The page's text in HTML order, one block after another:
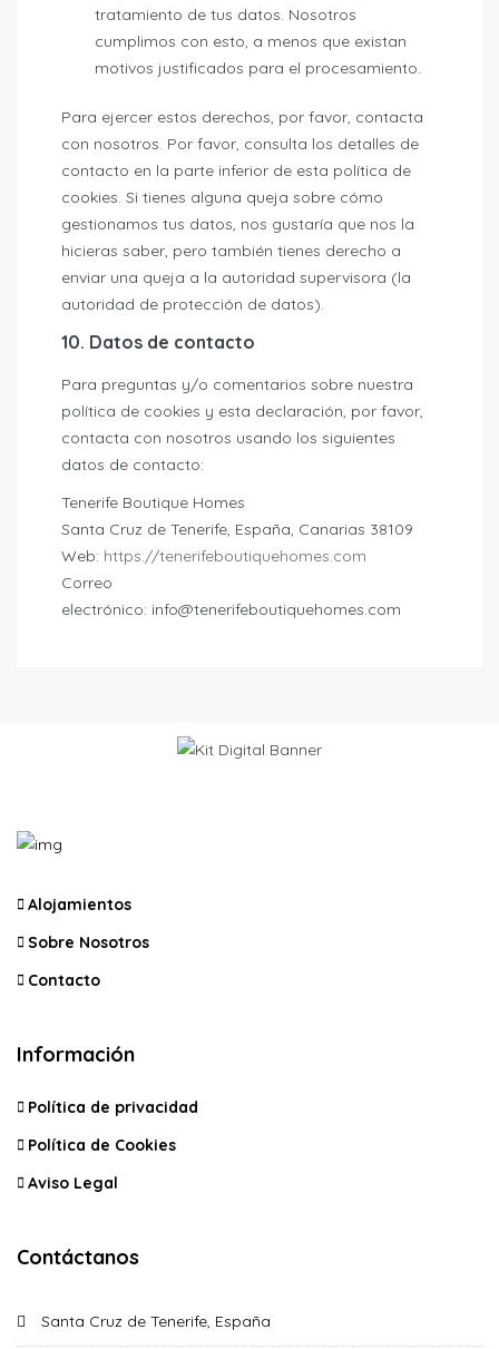
tratamiento de tus datos. Nosotros
cumplimos con esto, a menos que existan
motivos justificados para el procesamiento.
Para ejercer estos derechos, por favor, contacta
con nosotros. Por favor, consulta los detalles de
contacto en la parte inferior de esta política de
cookies. Si tienes alguna queja sobre cómo
gestionamos tus datos, nos gustaría que nos la
hicieras saber, pero también tienes derecho a
enviar una queja a la autoridad supervisora (la
autoridad de protección de datos).
10. Datos de contacto
Para preguntas y/o comentarios sobre nuestra
política de cookies y esta declaración, por favor,
contacta con nosotros usando los siguientes
datos de contacto:
Tenerife Boutique Homes
Santa Cruz de Tenerife, España, Canarias 38109
Web: https://tenerifeboutiquehomes.com
Correo
electrónico: info@tenerifeboutiquehomes.com
Alojamientos
Sobre Nosotros
Contacto
Información
Política de privacidad
Política de Cookies
Aviso Legal
Contáctanos
Santa Cruz de Tenerife, España